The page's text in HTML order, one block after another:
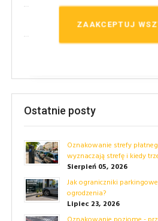
ZAAKCEPTUJ
(14)
Ostatnie posty
Oznakowanie strefy
wyznaczają strefę i kiedy
Sierpień 05, 2026
Jak ograniczniki
ogrodzenia?
Lipiec 23, 2026